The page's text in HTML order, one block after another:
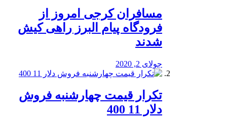
مسافران کرجی امروز از
فرودگاه پیام البرز راهی کیش
شدند
جولای 2, 2020
تکرار قیمت چهارشنبه فروش
دلار 11 400